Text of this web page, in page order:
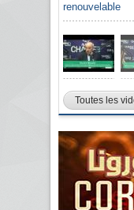
renouvelable
Toutes les